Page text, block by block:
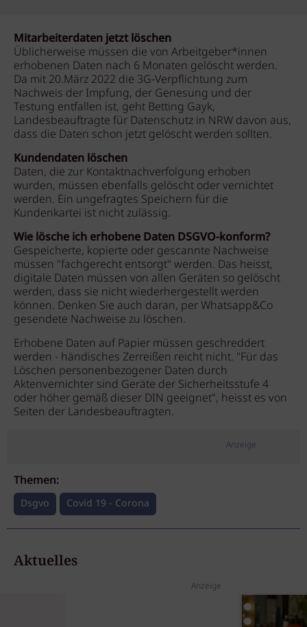
Mitarbeiterdaten jetzt löschen
Üblicherweise müssen die von Arbeitgeber*innen
erhobenen Daten nach 6 Monaten gelöscht werden.
Da mit 20.März 2022 die 3G-Verpflichtung zum
Nachweis der Impfung, der Genesung und der
Testung entfallen ist, geht Betting Gayk,
Landesbeauftragte für Datenschutz in NRW davon aus,
dass die Daten schon jetzt gelöscht werden sollten.
Kundendaten löschen
Daten, die zur Kontaktnachverfolgung erhoben
wurden, müssen ebenfalls gelöscht oder vernichtet
werden. Ein ungefragtes Speichern für die
Kundenkartei ist nicht zulässig.
Wie lösche ich erhobene Daten DSGVO-konform?
Gespeicherte, kopierte oder gescannte Nachweise
müssen "fachgerecht entsorgt" werden. Das heisst,
digitale Daten müssen von allen Geräten so gelöscht
werden, dass sie nicht wiederhergestellt werden
können. Denken Sie auch daran, per Whatsapp&Co
gesendete Nachweise zu löschen.
Erhobene Daten auf Papier müssen geschreddert
werden - händisches Zerreißen reicht nicht. "Für das
Löschen personenbezogener Daten durch
Aktenvernichter sind Geräte der Sicherheitsstufe 4
oder höher gemäß dieser DIN geeignet", heisst es von
Seiten der Landesbeauftragten.
Anzeige
Themen:
Dsgvo Covid 19 - Corona
Aktuelles
Anzeige